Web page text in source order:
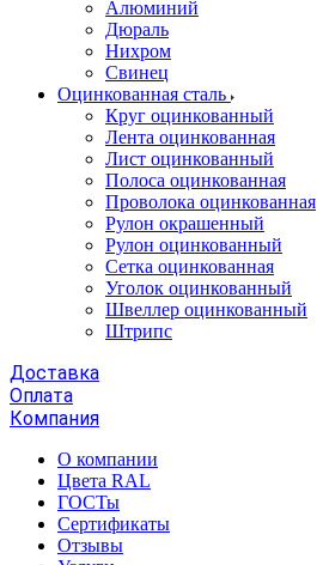
Алюминий
Дюраль
Нихром
Свинец
Оцинкованная сталь
Круг оцинкованный
Лента оцинкованная
Лист оцинкованный
Полоса оцинкованная
Проволока оцинкованная
Рулон окрашенный
Рулон оцинкованный
Сетка оцинкованная
Уголок оцинкованный
Швеллер оцинкованный
Штрипс
Доставка
Оплата
Компания
О компании
Цвета RAL
ГОСТы
Сертификаты
Отзывы